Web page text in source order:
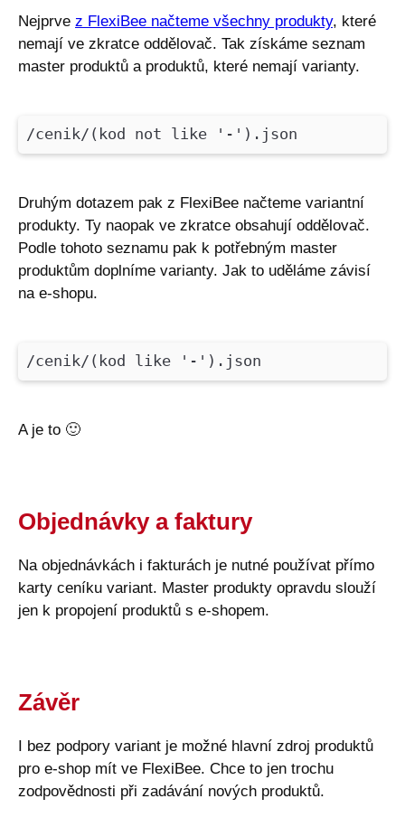
Nejprve z FlexiBee načteme všechny produkty, které
nemají ve zkratce oddělovač. Tak získáme seznam
master produktů a produktů, které nemají varianty.
/cenik/(kod not like '-').json
Druhým dotazem pak z FlexiBee načteme variantní
produkty. Ty naopak ve zkratce obsahují oddělovač.
Podle tohoto seznamu pak k potřebným master
produktům doplníme varianty. Jak to uděláme závisí
na e-shopu.
/cenik/(kod like '-').json
A je to 🙂
Objednávky a faktury
Na objednávkách i fakturách je nutné používat přímo
karty ceníku variant. Master produkty opravdu slouží
jen k propojení produktů s e-shopem.
Závěr
I bez podpory variant je možné hlavní zdroj produktů
pro e-shop mít ve FlexiBee. Chce to jen trochu
zodpovědnosti při zadávání nových produktů.